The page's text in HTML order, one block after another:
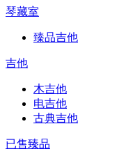
琴藏室
臻品吉他
吉他
木吉他
电吉他
古典吉他
已售臻品